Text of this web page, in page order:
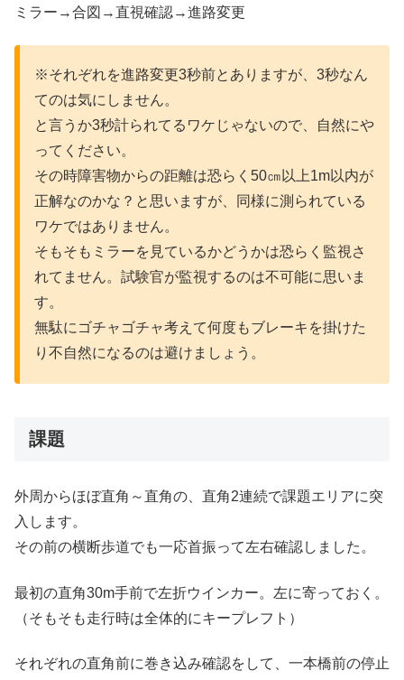
ミラー→合図→直視確認→進路変更
※それぞれを進路変更3秒前とありますが、3秒なん
てのは気にしません。
と言うか3秒計られてるワケじゃないので、自然にや
ってください。
その時障害物からの距離は恐らく50㎝以上1m以内が
正解なのかな？と思いますが、同様に測られている
ワケではありません。
そもそもミラーを見ているかどうかは恐らく監視さ
れてません。試験官が監視するのは不可能に思いま
す。
無駄にゴチャゴチャ考えて何度もブレーキを掛けた
り不自然になるのは避けましょう。
課題
外周からほぼ直角～直角の、直角2連続で課題エリアに突
入します。
その前の横断歩道でも一応首振って左右確認しました。
最初の直角30m手前で左折ウインカー。左に寄っておく。
（そもそも走行時は全体的にキープレフト）
それぞれの直角前に巻き込み確認をして、一本橋前の停止